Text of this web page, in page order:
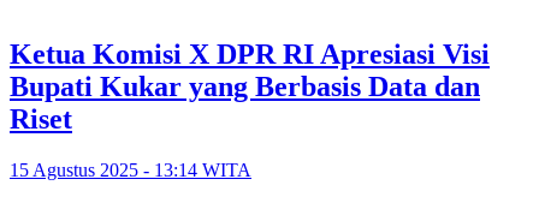
Ketua Komisi X DPR RI Apresiasi Visi
Bupati Kukar yang Berbasis Data dan
Riset
15 Agustus 2025 - 13:14 WITA